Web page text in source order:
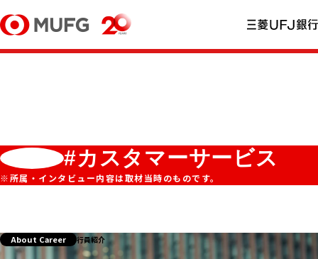
#カスタマーサービス
※所属・インタビュー内容は取材当時のものです。
About Career 行員紹介